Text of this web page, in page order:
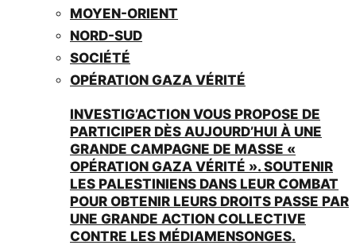
MOYEN-ORIENT
NORD-SUD
SOCIÉTÉ
OPÉRATION GAZA VÉRITÉ
INVESTIG’ACTION VOUS PROPOSE DE
PARTICIPER DÈS AUJOURD’HUI À UNE
GRANDE CAMPAGNE DE MASSE «
OPÉRATION GAZA VÉRITÉ ». SOUTENIR
LES PALESTINIENS DANS LEUR COMBAT
POUR OBTENIR LEURS DROITS PASSE PAR
UNE GRANDE ACTION COLLECTIVE
CONTRE LES MÉDIAMENSONGES.